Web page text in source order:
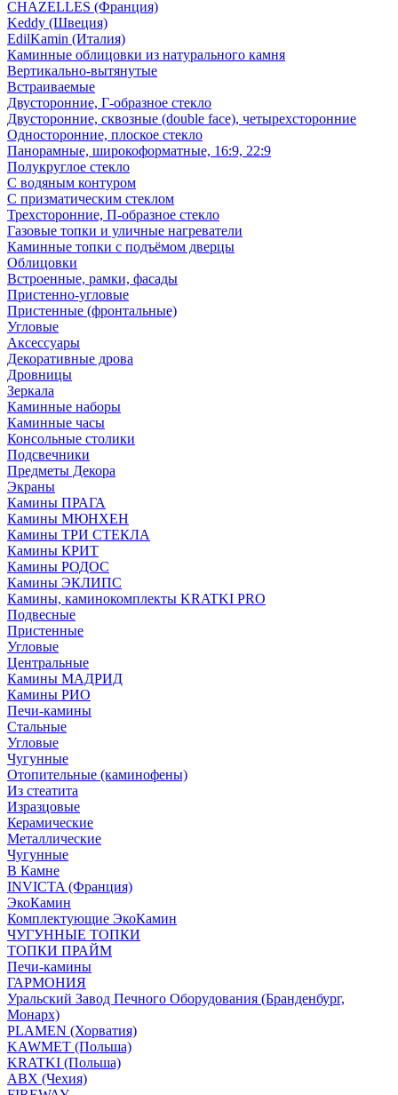
CHAZELLES (Франция)
Keddy (Швеция)
EdilKamin (Италия)
Каминные облицовки из натурального камня
Вертикально-вытянутые
Встраиваемые
Двусторонние, Г-образное стекло
Двусторонние, сквозные (double face), четырехсторонние
Односторонние, плоское стекло
Панорамные, широкоформатные, 16:9, 22:9
Полукруглое стекло
С водяным контуром
С призматическим стеклом
Трехсторонние, П-образное стекло
Газовые топки и уличные нагреватели
Каминные топки с подъёмом дверцы
Облицовки
Встроенные, рамки, фасады
Пристенно-угловые
Пристенные (фронтальные)
Угловые
Аксессуары
Декоративные дрова
Дровницы
Зеркала
Каминные наборы
Каминные часы
Консольные столики
Подсвечники
Предметы Декора
Экраны
Камины ПРАГА
Камины МЮНХЕН
Камины ТРИ СТЕКЛА
Камины КРИТ
Камины РОДОС
Камины ЭКЛИПС
Камины, каминокомплекты KRATKI PRO
Подвесные
Пристенные
Угловые
Центральные
Камины МАДРИД
Камины РИО
Печи-камины
Стальные
Угловые
Чугунные
Отопительные (каминофены)
Из стеатита
Изразцовые
Керамические
Металлические
Чугунные
В Камне
INVICTA (Франция)
ЭкоКамин
Комплектующие ЭкоКамин
ЧУГУННЫЕ ТОПКИ
ТОПКИ ПРАЙМ
Печи-камины
ГАРМОНИЯ
Уральский Завод Печного Оборудования (Бранденбург,
Монарх)
PLAMEN (Хорватия)
KAWMET (Польша)
KRATKI (Польша)
ABX (Чехия)